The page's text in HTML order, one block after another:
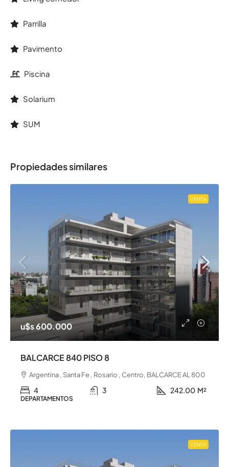
Parrilla
Pavimento
Piscina
Solarium
SUM
Propiedades similares
VENTA
u$s 600.000
BALCARCE 840 PISO 8
Argentina , Santa Fe , Rosario , Centro, BALCARCE AL 800
4 3 242.00 M²
DEPARTAMENTOS
VENTA